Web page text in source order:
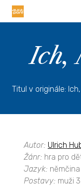
Ich,
Titul v originále:
Autor: Ulrich
Žánr: hra pro
Jazyk: němčina
Postavy: muži